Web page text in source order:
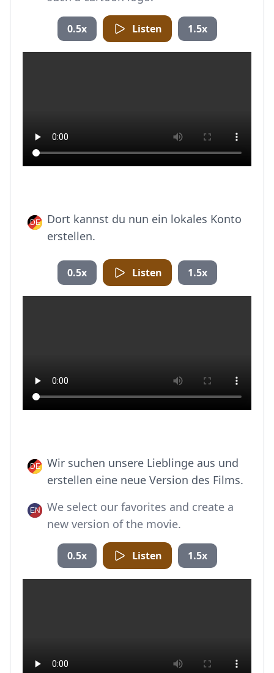
0.5x Listen 1.5x
Dort kannst du nun ein lokales Konto
erstellen.
0.5x Listen 1.5x
Wir suchen unsere Lieblinge aus und
erstellen eine neue Version des Films.
We select our favorites and create a
new version of the movie.
0.5x Listen 1.5x